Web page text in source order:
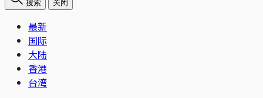
搜索 关闭
最新
国际
大陆
香港
台湾